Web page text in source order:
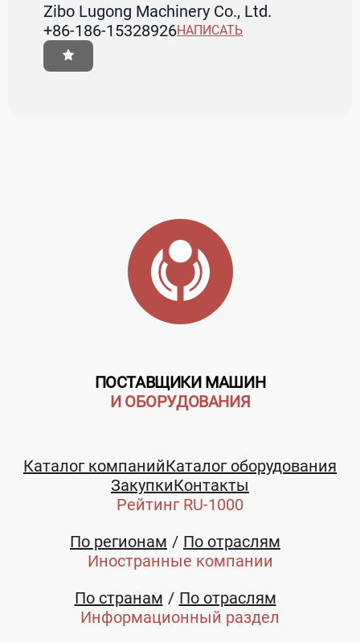
Zibo Lugong Machinery Co., Ltd.
+86-186-15328926НАПИСАТЬ
ПОСТАВЩИКИ МАШИН
И ОБОРУДОВАНИЯ
Каталог компанийКаталог оборудования
ЗакупкиКонтакты
Рейтинг RU-1000
По регионам
По отраслям
Иностранные компании
По странам
По отраслям
Информационный раздел